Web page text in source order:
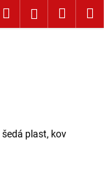
Hledat Přihlášení
plast, kov